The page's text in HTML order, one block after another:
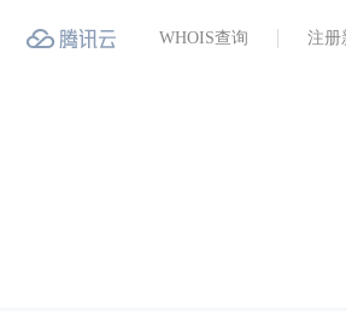
WHOIS查询 注册